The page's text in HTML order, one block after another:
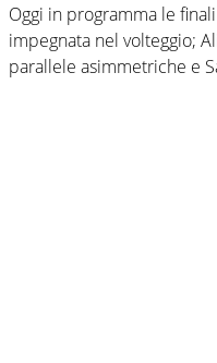
Oggi in programma le
impegnata nel volteggio;
parallele asimmetriche e